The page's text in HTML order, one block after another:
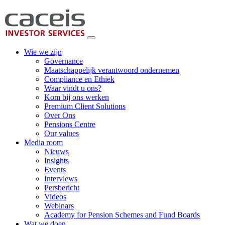
Wie we zijn
Governance
Maatschappelijk verantwoord ondernemen
Compliance en Ethiek
Waar vindt u ons?
Kom bij ons werken
Premium Client Solutions
Over Ons
Pensions Centre
Our values
Media room
Nieuws
Insights
Events
Interviews
Persbericht
Videos
Webinars
Academy for Pension Schemes and Fund Boards